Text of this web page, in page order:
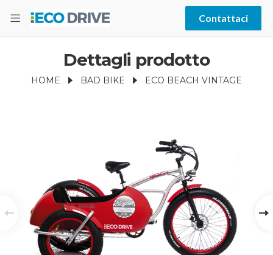
Contattaci
Dettagli prodotto
HOME BAD BIKE ECO BEACH VINTAGE